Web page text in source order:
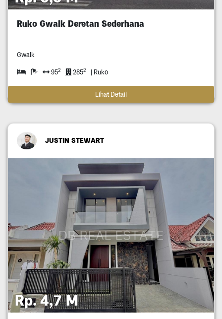
Ruko Gwalk Deretan Sederhana
Gwalk
952 2852 | Ruko
Lihat Detail
JUSTIN STEWART
Rp. 4,7 M